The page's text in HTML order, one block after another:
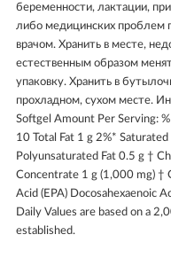
беременности, лактации,
либо медицинских проблем
врачом. Хранить в месте,
естественным образом
упаковку. Хранить в
прохладном, сухом месте.
Softgel Amount Per Serving:
10 Total Fat 1 g 2%*
Polyunsaturated Fat 0.5 g †
Concentrate 1 g (1,000 mg) †
Acid (EPA) Docosahexaenoic
Daily Values are based on a
established.